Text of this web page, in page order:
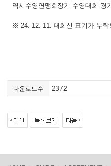
역시수영연맹회장기 수영대회 경
※ 24. 12. 11. 대회신 표기가 누락
다운로드수 2372